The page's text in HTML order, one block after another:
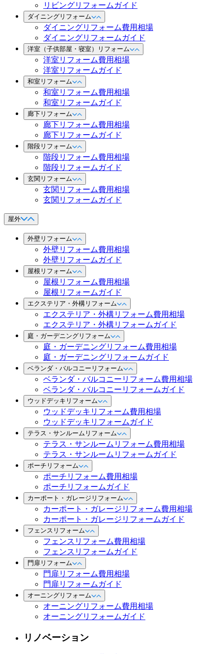
リビングリフォームガイド
ダイニングリフォーム
ダイニングリフォーム費用相場
ダイニングリフォームガイド
洋室（子供部屋・寝室）リフォーム
洋室リフォーム費用相場
洋室リフォームガイド
和室リフォーム
和室リフォーム費用相場
和室リフォームガイド
廊下リフォーム
廊下リフォーム費用相場
廊下リフォームガイド
階段リフォーム
階段リフォーム費用相場
階段リフォームガイド
玄関リフォーム
玄関リフォーム費用相場
玄関リフォームガイド
屋外
外壁リフォーム
外壁リフォーム費用相場
外壁リフォームガイド
屋根リフォーム
屋根リフォーム費用相場
屋根リフォームガイド
エクステリア・外構リフォーム
エクステリア・外構リフォーム費用相場
エクステリア・外構リフォームガイド
庭・ガーデニングリフォーム
庭・ガーデニングリフォーム費用相場
庭・ガーデニングリフォームガイド
ベランダ・バルコニーリフォーム
ベランダ・バルコニーリフォーム費用相場
ベランダ・バルコニーリフォームガイド
ウッドデッキリフォーム
ウッドデッキリフォーム費用相場
ウッドデッキリフォームガイド
テラス・サンルームリフォーム
テラス・サンルームリフォーム費用相場
テラス・サンルームリフォームガイド
ポーチリフォーム
ポーチリフォーム費用相場
ポーチリフォームガイド
カーポート・ガレージリフォーム
カーポート・ガレージリフォーム費用相場
カーポート・ガレージリフォームガイド
フェンスリフォーム
フェンスリフォーム費用相場
フェンスリフォームガイド
門扉リフォーム
門扉リフォーム費用相場
門扉リフォームガイド
オーニングリフォーム
オーニングリフォーム費用相場
オーニングリフォームガイド
リノベーション